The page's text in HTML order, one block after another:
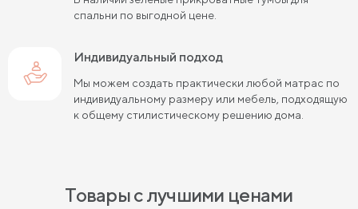
спальни по выгодной цене.
Индивидуальный подход
Мы можем создать практически любой матрас по
индивидуальному размеру или мебель, подходящую
к общему стилистическому решению дома.
Товары с лучшими ценами